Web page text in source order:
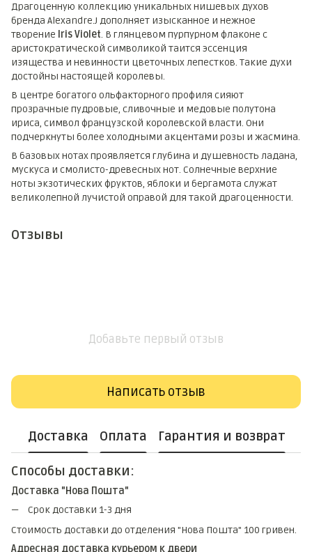
Драгоценную коллекцию уникальных нишевых духов
бренда Alexandre.J дополняет изысканное и нежное
творение Iris Violet. В глянцевом пурпурном флаконе с
аристократической символикой таится эссенция
изящества и невинности цветочных лепестков. Такие духи
достойны настоящей королевы.
В центре богатого ольфакторного профиля сияют
прозрачные пудровые, сливочные и медовые полутона
ириса, символ французской королевской власти. Они
подчеркнуты более холодными акцентами розы и жасмина.
В базовых нотах проявляется глубина и душевность ладана,
мускуса и смолисто-древесных нот. Солнечные верхние
ноты экзотических фруктов, яблоки и бергамота служат
великолепной лучистой оправой для такой драгоценности.
Отзывы
Добавьте первый отзыв
Написать отзыв
Доставка Оплата Гарантия и возврат
Способы доставки:
Доставка "Нова Пошта"
Срок доставки 1-3 дня
Стоимость доставки до отделения "Нова Пошта" 100 гривен.
Адресная доставка курьером к двери